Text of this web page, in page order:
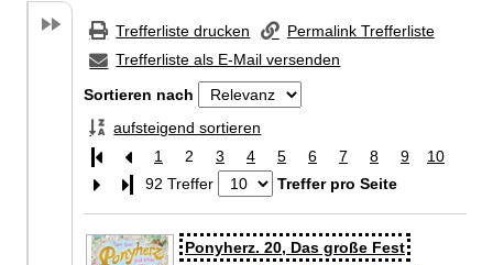
Trefferliste drucken
Permalink Trefferliste
Trefferliste als E-Mail versenden
Sortieren nach
aufsteigend sortieren
1
2 3 4 5 6 7 8 9
10
Letzte Seite
92 Treffer Treffer pro Seite
Suchergebnis
Zu den Suchfiltern springen
Ponyherz. 20, Das große Fest